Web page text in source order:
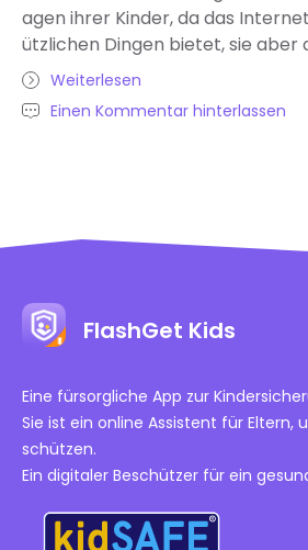
agen ihrer Kinder, da das
ützlichen Dingen bietet, sie aber
nhalten aussetzt. Manchmal
aus dem Einfluss Gleichaltriger
ewertung nach bedenklichen
n, wenn sie bedenkliche
nder etwas Besorgniserregendes
natürlich beunruhigend.
üsse ziehen…
Weiterlesen
Einen Kommentar hinterlassen
FlashGet Kids
Eine fürsorgliche App zur
Sie ist ein online Assistent für Eltern,
schützen.
Ein digitaler Beschützer für ein